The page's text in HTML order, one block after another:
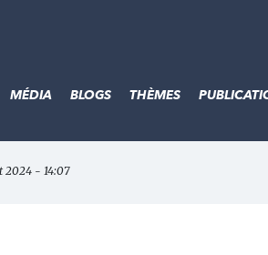
MÉDIA BLOGS THÈMES
2024 - 14:07